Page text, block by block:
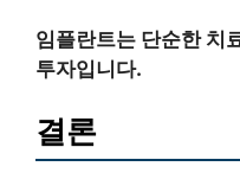
임플란트는 단순한 치
투자입니다.
결론